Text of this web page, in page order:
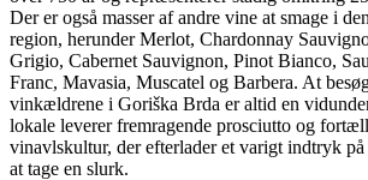
Der er også masser af andre vine at smage i
region, herunder Merlot, Chardonnay
Grigio, Cabernet Sauvignon, Pinot Bianco,
Franc, Mavasia, Muscatel og Barbera. At
vinkældrene i Goriška Brda er altid en
lokale leverer fremragende prosciutto og
vinavlskultur, der efterlader et varigt indtryk
at tage en slurk.